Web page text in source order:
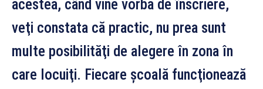
acestea, când vine vorba de înscriere,
veţi constata că practic, nu prea sunt
multe posibilităţi de alegere în zona în
care locuiţi. Fiecare şcoală funcţionează